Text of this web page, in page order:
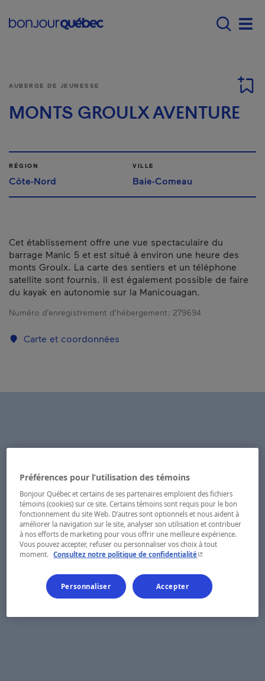
Main navigation -
AUBERGE DE JEUNESSE
MONTS GROULX AVENTURE
RÉGION
Côte-Nord
VILLE
Baie-Comeau
Cet établissement offre une vue spectaculaire du
barrage Manic 5 et est situé à environ une heure des
monts Groulx. La carte des sentiers et un téléphone
satellite sont fournis. Il est également possible de faire
du kayak en autonomie sur la Manicouagan.
Numéro d’enregistrement d’hébergement : 279694
Carte et coordonnées
Préférences pour l’utilisation des témoins
Bonjour Québec et certains de ses partenaires emploient des fichiers
témoins (cookies) sur ce site. Certains témoins sont requis pour le bon
fonctionnement du site Web. D’autres sont optionnels et nous aident à
améliorer la navigation sur le site, analyser son utilisation et contribuer
à nos efforts de marketing pour vous offrir une meilleure expérience.
Vous pouvez accepter, refuser ou personnaliser vos choix à tout
moment.
Consultez notre politique de confidentialité- Cet hyperlien
Personnaliser Accepter